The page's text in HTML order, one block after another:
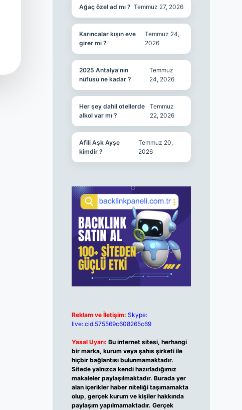
Ağaç özel ad mı ? Temmuz 27, 2026
Karıncalar kışın eve
girer mi ?
Temmuz 24,
2026
2025 Antalya’nın
nüfusu ne kadar ?
Temmuz
24, 2026
Her şey dahil otellerde
alkol var mı ?
Temmuz
22, 2026
Afili Aşk Ayşe
kimdir ?
Temmuz 20,
2026
Reklam ve İletişim: Skype:
live:.cid.575569c608265c69
Yasal Uyarı: Bu internet sitesi, herhangi
bir marka, kurum veya şahıs şirketi ile
hiçbir bağlantısı bulunmamaktadır.
Sitede yalnızca kendi hazırladığımız
makaleler paylaşılmaktadır. Burada yer
alan içerikler haber niteliği taşımamakta
olup, gerçek kurum ve kişiler hakkında
paylaşım yapılmamaktadır. Gerçek